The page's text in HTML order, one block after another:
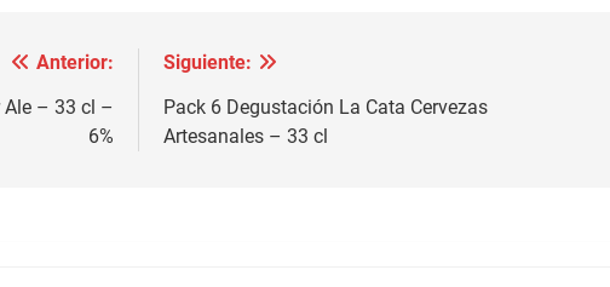
Anterior:
Ale – 33 cl –
6%
Siguiente:
Pack 6 Degustación La Cata Cervezas
Artesanales – 33 cl